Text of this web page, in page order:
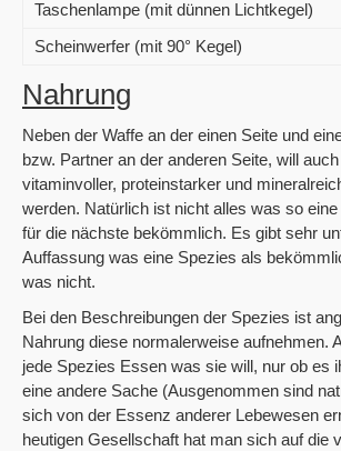
Taschenlampe (mit dünnen Lichtkegel)
Scheinwerfer (mit 90° Kegel)
Nahrung
Neben der Waffe an der einen Seite und
bzw. Partner an der anderen Seite, will
vitaminvoller, proteinstarker und
werden. Natürlich ist nicht alles was so
für die nächste bekömmlich. Es gibt sehr
Auffassung was eine Spezies als
was nicht.
Bei den Beschreibungen der Spezies ist
Nahrung diese normalerweise aufnehmen.
jede Spezies Essen was sie will, nur ob es
eine andere Sache (Ausgenommen sind
sich von der Essenz anderer Lebewesen
heutigen Gesellschaft hat man sich auf die